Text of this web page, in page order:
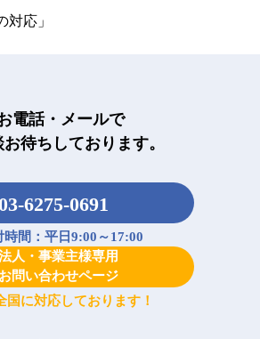
対応」
電話・メールで
待ちしております。
6275-0691
時間：平日9:00～17:00
人・事業主様専用
お問い合わせページ
国に対応しております！